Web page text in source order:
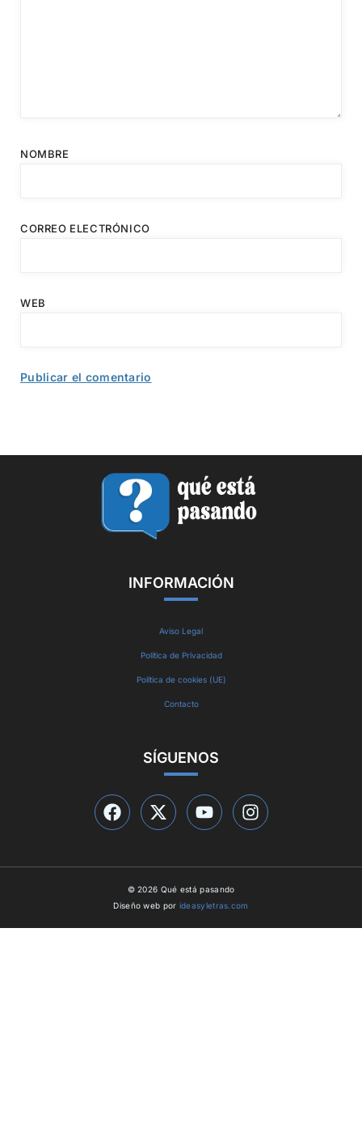
NOMBRE
CORREO ELECTRÓNICO
WEB
INFORMACIÓN
Aviso Legal
Política de Privacidad
Política de cookies (UE)
Contacto
SÍGUENOS
© 2026 Qué está pasando
Diseño web por ideasyletras.com